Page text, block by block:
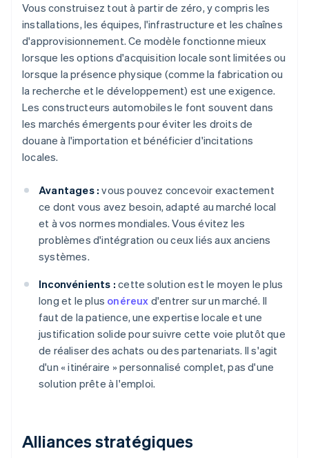
Vous construisez tout à partir de zéro, y compris les
installations, les équipes, l'infrastructure et les chaînes
d'approvisionnement. Ce modèle fonctionne mieux
lorsque les options d'acquisition locale sont limitées ou
lorsque la présence physique (comme la fabrication ou
la recherche et le développement) est une exigence.
Les constructeurs automobiles le font souvent dans
les marchés émergents pour éviter les droits de
douane à l'importation et bénéficier d'incitations
locales.
Avantages : vous pouvez concevoir exactement
ce dont vous avez besoin, adapté au marché local
et à vos normes mondiales. Vous évitez les
problèmes d'intégration ou ceux liés aux anciens
systèmes.
Inconvénients : cette solution est le moyen le plus
long et le plus onéreux d'entrer sur un marché. Il
faut de la patience, une expertise locale et une
justification solide pour suivre cette voie plutôt que
de réaliser des achats ou des partenariats. Il s'agit
d'un « itinéraire » personnalisé complet, pas d'une
solution prête à l'emploi.
Alliances stratégiques